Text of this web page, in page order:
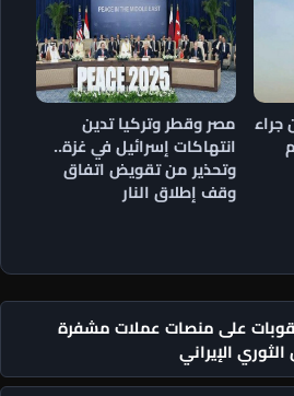
جراء
مصر وقطر وتركيا تدين
انتهاكات إسرائيل في غزة..
وتحذير من تقويض اتفاق
وقف إطلاق النار
على منصات عملات مشفرة
الإيراني